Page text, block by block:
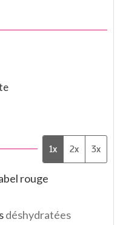
1x 2x 3x
rouge
déshydratées